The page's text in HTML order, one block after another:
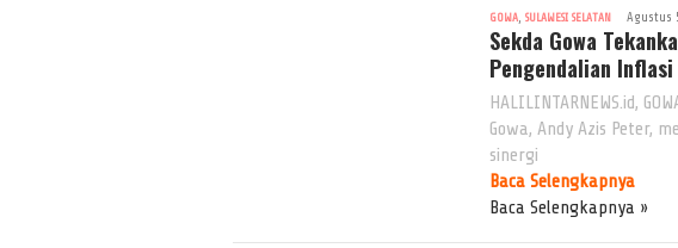
GOWA, SULAWESI SELATAN Agustus
Sekda Gowa
Pengendalian Inflasi
HALILINTARNEWS.id,
Gowa, Andy Azis Peter,
sinergi
Baca Selengkapnya
Baca Selengkapnya »